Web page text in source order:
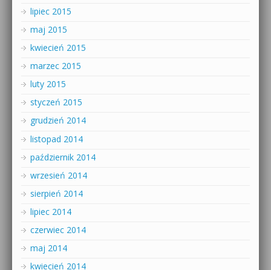
lipiec 2015
maj 2015
kwiecień 2015
marzec 2015
luty 2015
styczeń 2015
grudzień 2014
listopad 2014
październik 2014
wrzesień 2014
sierpień 2014
lipiec 2014
czerwiec 2014
maj 2014
kwiecień 2014